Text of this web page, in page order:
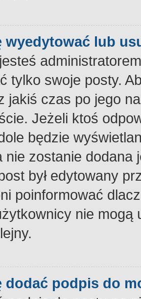
wyedytować lub
tylko swoje posty.
jakiś czas po jego
Jeżeli ktoś
będzie
nie zostanie dodana
był edytowany
poinformować
nie
dodać podpis do